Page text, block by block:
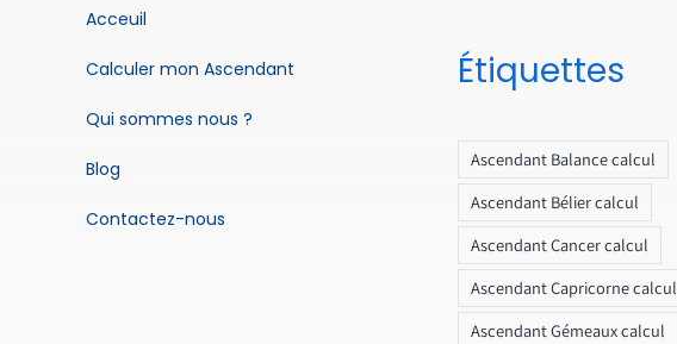
Acceuil
Calculer mon Ascendant
Qui sommes nous ?
Blog
Contactez-nous
Étiquettes
Ascendant Balance calcul
Ascendant Bélier calcul
Ascendant Cancer calcul
Ascendant Capricorne calcul
Ascendant Gémeaux calcul